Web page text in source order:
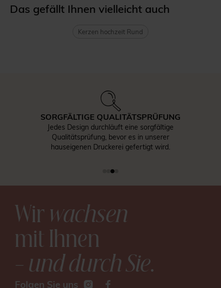
Das gefällt Ihnen vielleicht auch
Kerzen hochzeit Rund
SORGFÄLTIGE QUALITÄTSPRÜFUNG
Jedes Design durchläuft eine sorgfältige
Qualitätsprüfung, bevor es in unserer
hauseigenen Druckerei gefertigt wird.
Wirwachsen
mit Ihnen
– und durch Sie.
Folgen Sie uns